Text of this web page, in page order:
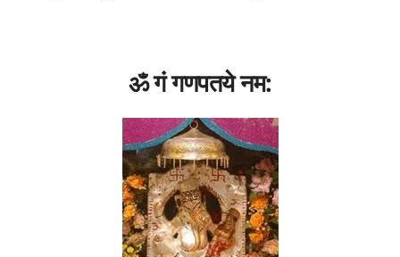
ॐ गं गणपतये नम: